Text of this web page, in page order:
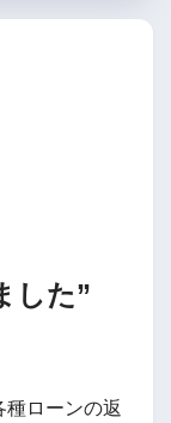
した”
ローンの返